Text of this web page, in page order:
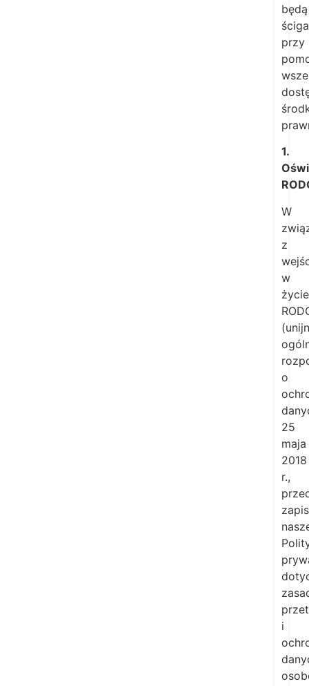
będą
przy
1.
W
z
w
życie
o
25
maja
2018
r.,
i